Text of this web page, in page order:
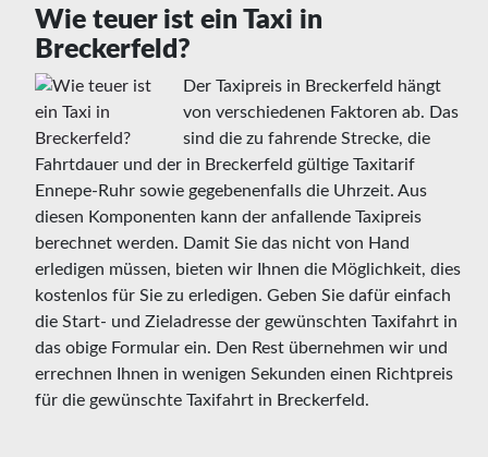
Wie teuer ist ein Taxi in
Breckerfeld?
Der Taxipreis in Breckerfeld hängt
von verschiedenen Faktoren ab. Das
sind die zu fahrende Strecke, die
Fahrtdauer und der in Breckerfeld gültige Taxitarif
Ennepe-Ruhr sowie gegebenenfalls die Uhrzeit. Aus
diesen Komponenten kann der anfallende Taxipreis
berechnet werden. Damit Sie das nicht von Hand
erledigen müssen, bieten wir Ihnen die Möglichkeit, dies
kostenlos für Sie zu erledigen. Geben Sie dafür einfach
die Start- und Zieladresse der gewünschten Taxifahrt in
das obige Formular ein. Den Rest übernehmen wir und
errechnen Ihnen in wenigen Sekunden einen Richtpreis
für die gewünschte Taxifahrt in Breckerfeld.